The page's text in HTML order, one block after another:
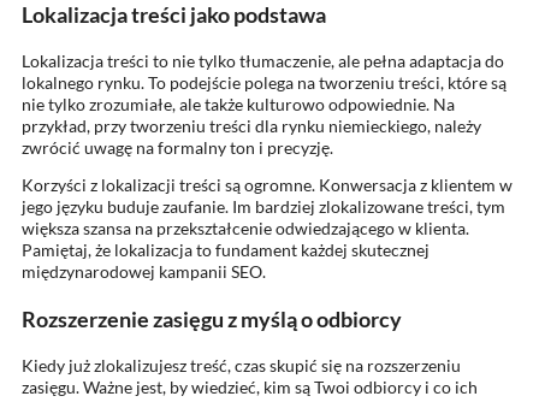
Lokalizacja treści jako podstawa
Lokalizacja treści to nie tylko tłumaczenie, ale pełna adaptacja do
lokalnego rynku. To podejście polega na tworzeniu treści, które są
nie tylko zrozumiałe, ale także kulturowo odpowiednie. Na
przykład, przy tworzeniu treści dla rynku niemieckiego, należy
zwrócić uwagę na formalny ton i precyzję.
Korzyści z lokalizacji treści są ogromne. Konwersacja z klientem w
jego języku buduje zaufanie. Im bardziej zlokalizowane treści, tym
większa szansa na przekształcenie odwiedzającego w klienta.
Pamiętaj, że lokalizacja to fundament każdej skutecznej
międzynarodowej kampanii SEO.
Rozszerzenie zasięgu z myślą o odbiorcy
Kiedy już zlokalizujesz treść, czas skupić się na rozszerzeniu
zasięgu. Ważne jest, by wiedzieć, kim są Twoi odbiorcy i co ich